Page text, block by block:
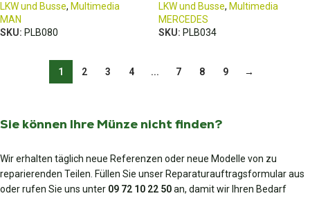
LKW und Busse, Multimedia
MAN
SKU: PLB080
LKW und Busse, Multimedia
MERCEDES
SKU: PLB034
1 2 3 4 ... 7 8 9 →
Sie können Ihre Münze nicht finden?
Wir erhalten täglich neue Referenzen oder neue Modelle von zu
reparierenden Teilen. Füllen Sie unser Reparaturauftragsformular aus
oder rufen Sie uns unter 09 72 10 22 50an, damit wir Ihren Bedarf